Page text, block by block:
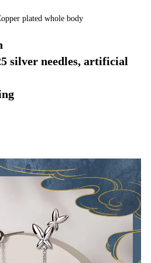
plated whole body
silver needles, artificial